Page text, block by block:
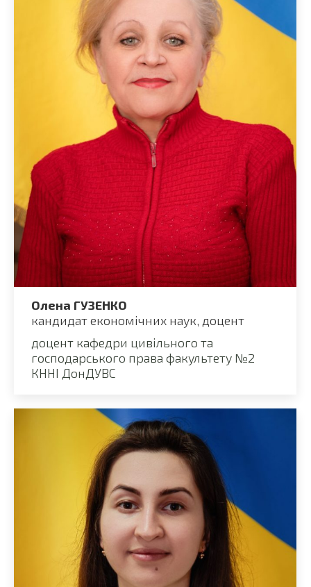
Олена ГУЗЕНКО
кандидат економічних наук, доцент
доцент кафедри цивільного та
господарського права факультету №2
КННІ ДонДУВС